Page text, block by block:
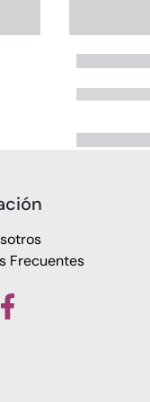
Frecuentes